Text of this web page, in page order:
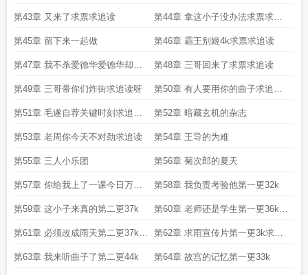
读
第43章 又来了求票求追读 第44章 拿这小子没办法求票求追
读
第45章 留下来一起做 第46章 霸王别姬4k求票求追读
第47章 我不杀爱德华爱德华却因
我而死求追读求票
第48章 三哥回来了求票求追读
第49章 三哥带你们炸街求追读呀 第50章 有人要用你的曲子求追读
呀
第51章 毛遂自荐关键时刻求追读
啊
第52章 暗藏玄机的杂志
第53章 老周你今天不对劲求追读 第54章 王导的为难
第55章 三人小乐团 第56章 菊次郎的夏天
第57章 你给我上了一课今日万字
中秋快乐
第58章 我负责考验他第一更32k
第59章 这小子来真的第二更37k 第60章 老师还是学生第一更36k求
月票
第61章 必须改成雨天第二更37k求
月票
第62章 求雨宣传片第一更3k求月
票
第63章 我来听曲子了第二更44k 第64章 故宫的记忆第一更33k